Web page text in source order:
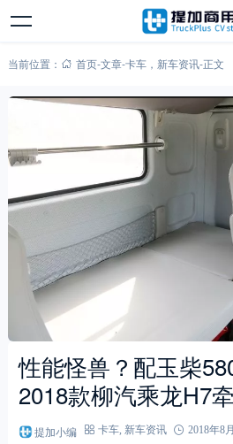
当前位置： 首页-文章-卡车， 新车资讯-正文
性能怪兽？配玉柴
2018款柳汽乘龙H7
提加小编 卡车, 新车资讯 2018年8